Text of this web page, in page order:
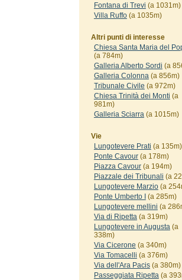
Fontana di Trevi (a 1031m)
Villa Ruffo(a 1035m)
Altri punti di interesse
Chiesa Santa Maria del
(a 784m)
Galleria Alberto Sordi (a
Galleria Colonna(a 856m)
Tribunale Civile (a 972m)
Chiesa Trinità dei Monti (a
981m)
Galleria Sciarra(a 1015m)
Vie
Lungotevere Prati (a 135m)
Ponte Cavour(a 178m)
Piazza Cavour(a 194m)
Piazzale dei Tribunali (a
Lungotevere Marzio(a
Ponte Umberto I
(a 285m)
Lungotevere mellini (a
Via di Ripetta(a 319m)
Lungotevere in Augusta(a
338m)
Via Cicerone (a 340m)
Via Tomacelli (a 376m)
Via dell'Ara Pacis(a 380m)
Passeggiata Ripetta(a